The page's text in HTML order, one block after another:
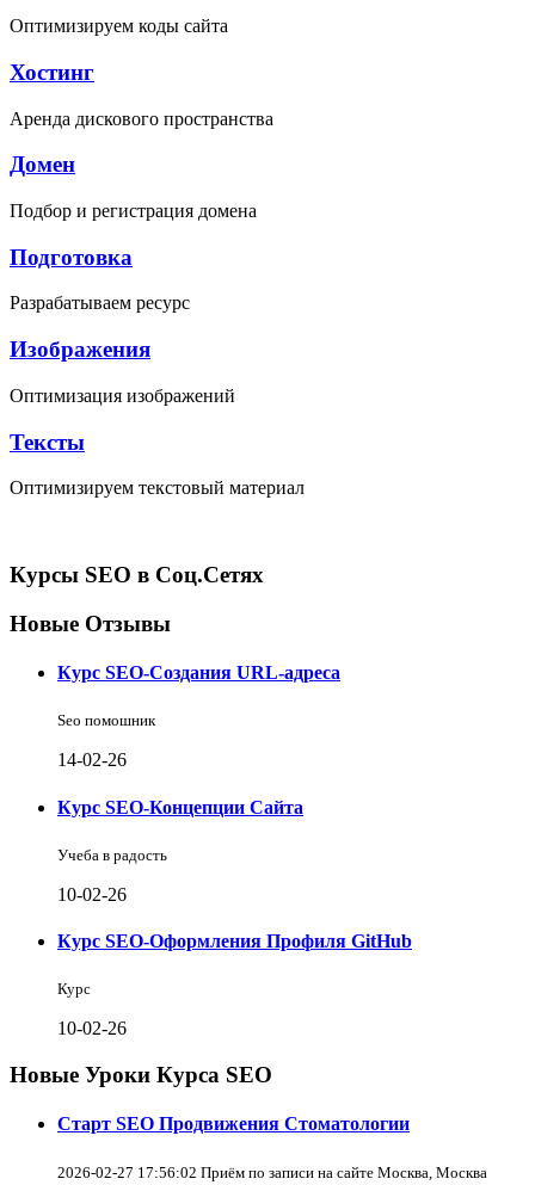
Оптимизируем коды сайта
Хостинг
Аренда дискового пространства
Домен
Подбор и регистрация домена
Подготовка
Разрабатываем ресурс
Изображения
Оптимизация изображений
Тексты
Оптимизируем текстовый материал
Курсы SEO в Соц.Сетях
Новые Отзывы
Курс SEO-Создания URL-адреса
Seo помошник
14-02-26
Курс SEO-Концепции Сайта
Учеба в радость
10-02-26
Курс SEO-Оформления Профиля GitHub
Курс
10-02-26
Новые Уроки Курса SEO
Старт SEO Продвижения Стоматологии
2026-02-27 17:56:02 Приём по записи на сайте Москва, Москва